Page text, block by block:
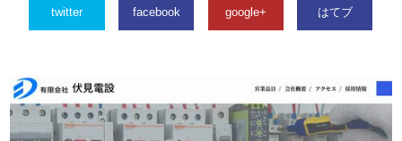
twitter facebook google+ はてブ